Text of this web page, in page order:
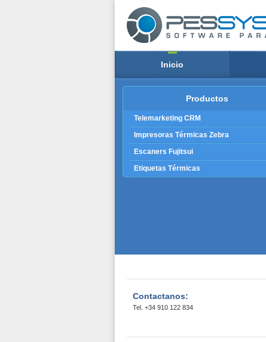
Inicio
Productos
Telemarketing CRM
Impresoras Térmicas Zebra
Escaners Fujitsui
Etiquetas Térmicas
Contactanos:
Tel. +34 910 122 834